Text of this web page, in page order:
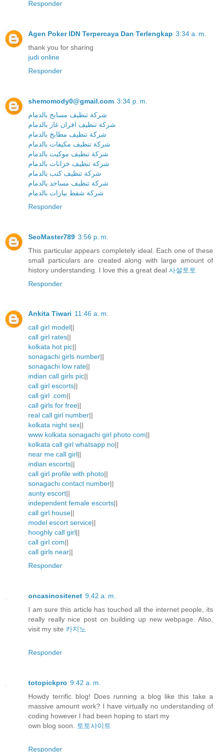
Responder
Agen Poker IDN Terpercaya Dan Terlengkap 3:34 a. m.
thank you for sharing
judi online
Responder
shemomody0@gmail.com 3:34 p. m.
شركة تنظيف مسابح بالدمام
شركة تنظيف افران غاز بالدمام
شركة تنظيف مطابخ بالدمام
شركة تنظيف مكيفات بالدمام
شركة تنظيف موكيت بالدمام
شركة تنظيف خزانات بالدمام
شركة تنظيف كنب بالدمام
شركة تنظيف مساجد بالدمام
شركة شفط بيارات بالدمام
Responder
SeoMaster789 3:56 p. m.
This particular appears completely ideal. Each one of these
small particulars are created along with large amount of
history understanding. I love this a great deal 사설토토
Responder
Ankita Tiwari 11:46 a. m.
call girl model||
call girl rates||
kolkata hot pic||
sonagachi girls number||
sonagachi low rate||
indian call girls pic||
call girl escorts||
call girl .com||
call girls for free||
real call girl number||
kolkata night sex||
www kolkata sonagachi girl photo com||
kolkata call girl whatsapp no||
near me call girl||
indian escorts||
call girl profile with photo||
sonagachi contact number||
aunty escort||
independent female escorts||
call girl house||
model escort service||
hooghly call girl||
call girl.com||
call girls near||
Responder
oncasinositenet 9:42 a. m.
I am sure this article has touched all the internet people, its
really really nice post on building up new webpage. Also,
visit my site 카지노
Responder
totopickpro 9:42 a. m.
Howdy terrific blog! Does running a blog like this take a
massive amount work? I have virtually no understanding of
coding however I had been hoping to start my
own blog soon. 토토사이트
Responder